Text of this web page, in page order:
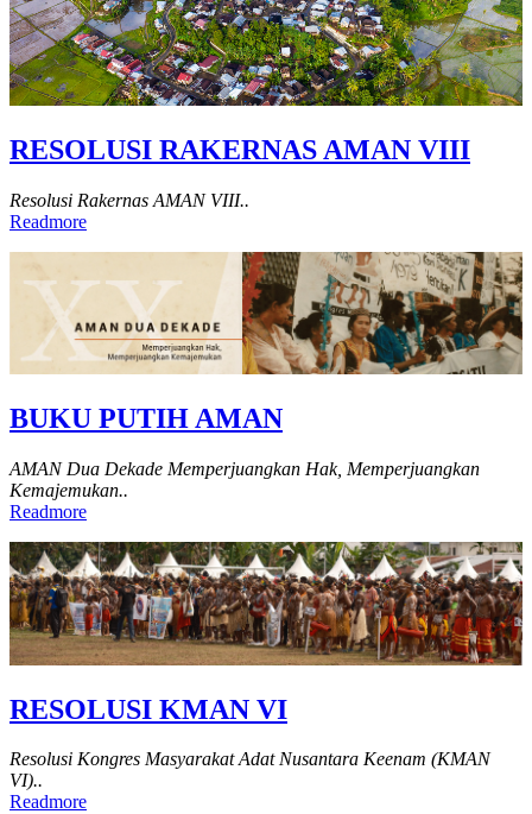
RESOLUSI RAKERNAS AMAN VIII
Resolusi Rakernas AMAN VIII..
Readmore
BUKU PUTIH AMAN
AMAN Dua Dekade Memperjuangkan Hak, Memperjuangkan
Kemajemukan..
Readmore
RESOLUSI KMAN VI
Resolusi Kongres Masyarakat Adat Nusantara Keenam (KMAN
VI)..
Readmore